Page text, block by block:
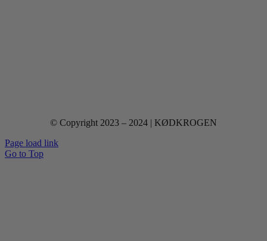
© Copyright 2023 – 2024 | KØDKROGEN
Page load link
Go to Top